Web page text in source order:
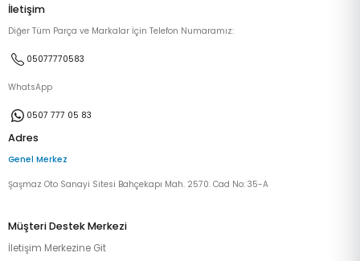
İletişim
Diğer Tüm Parça ve Markalar İçin Telefon Numaramız:
05077770583
WhatsApp
0507 777 05 83
Adres
Genel Merkez
Şaşmaz Oto Sanayi Sitesi Bahçekapı Mah. 2570. Cad No: 35-A
Müşteri Destek Merkezi
İletişim Merkezine Git